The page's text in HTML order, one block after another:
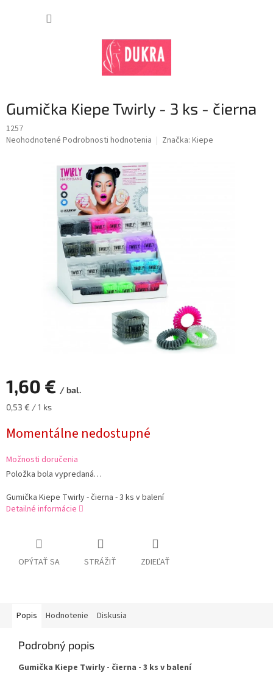
Gumička Kiepe Twirly - 3 ks - čierna
1257
Priemerné
Neohodnotené Podrobnosti hodnotenia Značka: Kiepe
1,60 € / bal.
Jednotková
0,53 € / 1 ks
Momentálne nedostupné
Možnosti doručenia
Položka bola vypredaná…
Gumička Kiepe Twirly - čierna - 3 ks v balení
Detailné informácie
OPÝTAŤ SA STRÁŽIŤ ZDIEĽAŤ
Popis Hodnotenie Diskusia
Podrobný popis
Gumička Kiepe Twirly - čierna - 3 ks v balení